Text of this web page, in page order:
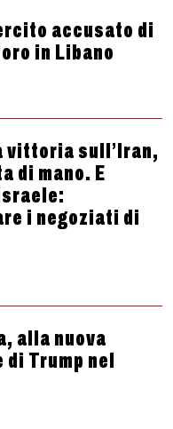
accusato di
in Libano
vittoria sull’Iran,
di mano. E
i negoziati di
alla nuova
Trump nel